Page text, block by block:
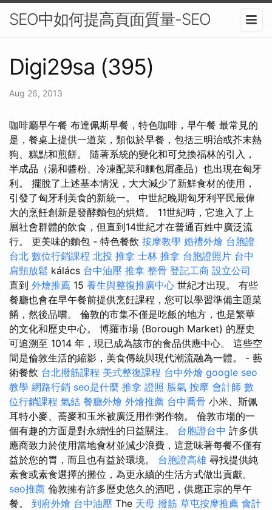
SEO中如何提高頁面質量-SEO
Digi29sa (395)
Aug 26, 2013
咖啡廳早午餐 布達佩斯早餐，特色咖啡，早午餐 最常見的
是，餐桌上提供一道菜，類似於早餐，包括三明治或芥末熱
狗、糕點和煎餅。 隨著系統的變化和可兌換福林的引入，
半成品（湯和醬粉、冷凍配菜和麵包屑產品）也出現在匈牙
利。 擺脫了上述基本情況，大大減少了新鮮食材的使用，
引發了匈牙利美食的新統一。 中世紀晚期匈牙利平民最偉
大的烹飪創新是發酵麵包的烘焙。 11世紀時，它進入了上
層社會群體的飲食，但直到14世紀才在普通百姓中廣泛流
行。 更美味的麵包 - 特色餐飲 按摩教學 婚禮外燴 台胞證
台北 數位行銷課程 北投 推拿 士林 推拿 台胞證照片 台中
肩頸放鬆 kálács 台中油壓 推拿 整骨 登記工商 設立公司
直到 外燴推薦 15 養生與整復推廣中心 世紀才出現。 有些
餐廳也會在早午餐前提供烹飪課程，您可以學習準備主題菜
餚，然後品嚐。 倫敦的市集不僅是吃飯的地方，也是繁華
的文化和歷史中心。 博羅市場 (Borough Market) 的歷史
可追溯至 1014 年，現已成為該市的食品供應中心。 這些空
間是倫敦生活的縮影，美食傳統與現代潮流融為一體。 - 藝
術餐飲 台北撥筋課程 美式整復課程 台中外燴 google seo
教學 網路行銷 seo是什麼 推拿 證照 脹氣 按摩 會計師 數
位行銷課程 氣結 餐廳外燴 外燴推薦 台中喬骨 小米、斯佩
耳特小麥、蕎麥和玉米被廣泛用作粥作物。 倫敦市場的一
個有趣的方面是對永續性的日益關注。 台胞證台中 許多供
應商致力於使用當地食材並減少浪費，這意味著每餐不僅有
益於您的胃，而且也有益於環境。 台胞證高雄 尋找提供純
素食或素食選擇的攤位，為更永續的生活方式做出貢獻。
seo推薦 倫敦擁有許多歷史悠久的酒吧，供應正宗的早午
餐。 到府外燴 台中油壓 The 天母 撥筋 草屯按摩推薦 會計